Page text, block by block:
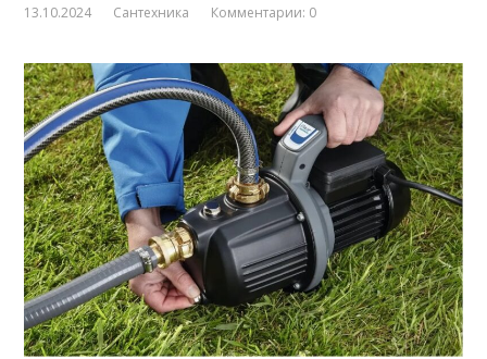
13.10.2024 Сантехника Комментарии: 0